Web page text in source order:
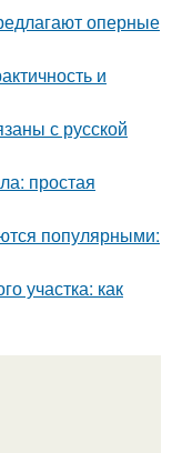
оперные
и
с русской
простая
популярными:
участка: как